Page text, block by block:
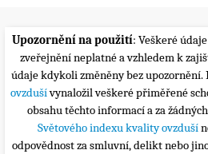
Upozornění na použití: Veškeré
zveřejnění neplatné a vzhledem k
údaje kdykoli změněny bez upozornění.
ovzdušívynaložil veškeré přiměřené
obsahu těchto informací a za
Světového indexu kvality ovzduší
odpovědnost za smluvní, delikt nebo